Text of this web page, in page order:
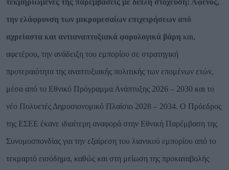
τεκμηριωμένες της παρεμβάσεις με διπλή στόχευση: Αφενός,
την ελάφρυνση των μικρομεσαίων επιχειρήσεων από
αχρείαστα και αντιαναπτυξιακά φορολογικά βάρη και,
αφετέρου, την ανάδειξη του εμπορίου σε στρατηγική
προτεραιότητα της αναπτυξιακής πολιτικής των επομένων ετών,
μέσα από το Εθνικό Πρόγραμμα Ανάπτυξης 2026 – 2030 και το
νέο Πολυετές Δημοσιονομικό Πλαίσιο 2028 – 2034. Ο Πρόεδρος
της ΕΣΕΕ έκανε ιδιαίτερη αναφορά στην Εθνική Παρέμβαση της
Συνομοσπονδίας για την εξαίρεση του λιανικού εμπορίου από το
τεκμαρτό εισόδημα, καθώς και στη μείωση της προκαταβολής